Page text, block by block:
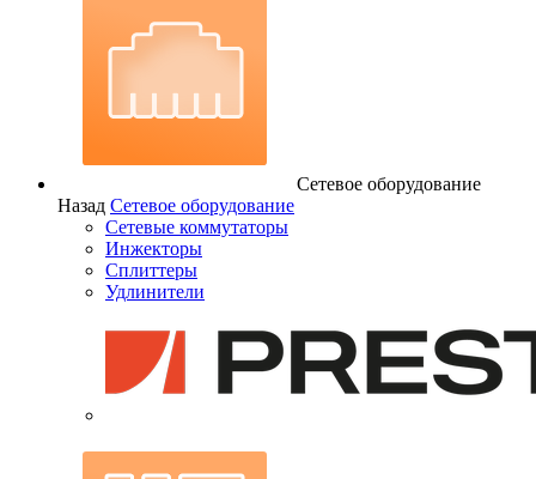
Сетевое оборудование
Назад Сетевое оборудование
Сетевые коммутаторы
Инжекторы
Сплиттеры
Удлинители